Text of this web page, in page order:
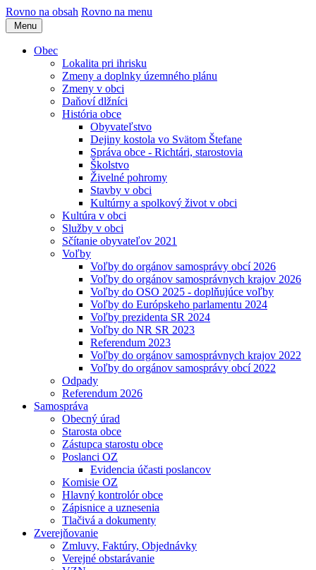
Rovno na obsah Rovno na menu
Menu
Obec
Lokalita pri ihrisku
Zmeny a doplnky územného plánu
Zmeny v obci
Daňoví dlžníci
História obce
Obyvateľstvo
Dejiny kostola vo Svätom Štefane
Správa obce - Richtári, starostovia
Školstvo
Živelné pohromy
Stavby v obci
Kultúrny a spolkový život v obci
Kultúra v obci
Služby v obci
Sčítanie obyvateľov 2021
Voľby
Voľby do orgánov samosprávy obcí 2026
Voľby do orgánov samosprávnych krajov 2026
Voľby do OSO 2025 - doplňujúce voľby
Voľby do Európskeho parlamentu 2024
Voľby prezidenta SR 2024
Voľby do NR SR 2023
Referendum 2023
Voľby do orgánov samosprávnych krajov 2022
Voľby do orgánov samosprávy obcí 2022
Odpady
Referendum 2026
Samospráva
Obecný úrad
Starosta obce
Zástupca starostu obce
Poslanci OZ
Evidencia účasti poslancov
Komisie OZ
Hlavný kontrolór obce
Zápisnice a uznesenia
Tlačivá a dokumenty
Zverejňovanie
Zmluvy, Faktúry, Objednávky
Verejné obstarávanie